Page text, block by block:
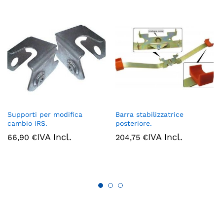
Supporti per modifica
cambio IRS.
66,90 €IVA Incl.
Barra stabilizzatrice
posteriore.
204,75 €IVA Incl.